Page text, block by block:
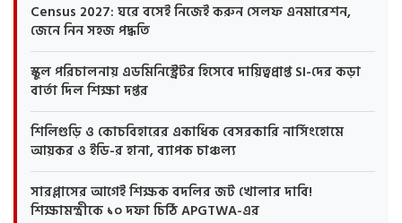
Census 2027: ঘরে বসেই নিজেই করুন সেলফ এনমারেশন,
জেনে নিন সহজ পদ্ধতি
স্কুল পরিচালনায় এডমিনিস্ট্রেটর হিসেবে দায়িত্বপ্রাপ্ত SI-দের কড়া
বার্তা দিল শিক্ষা দপ্তর
শিলিগুড়ি ও কোচবিহারের একাধিক বেসরকারি নার্সিংহোমে
আয়কর ও ইডি-র হানা, ব্যাপক চাঞ্চল্য
সারপ্লাসের আগেই শিক্ষক বদলির জট খোলার দাবি!
শিক্ষামন্ত্রীকে ১০ দফা চিঠি APGTWA-এর